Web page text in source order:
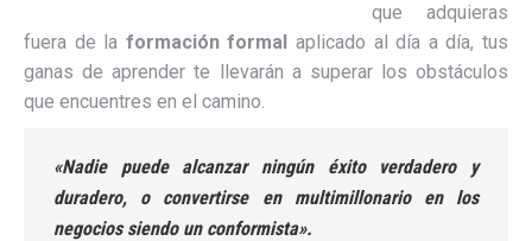
que adquieras
fuera de la formación formal aplicado al día a día, tus
ganas de aprender te llevarán a superar los obstáculos
que encuentres en el camino.
«Nadie puede alcanzar ningún éxito verdadero y
duradero, o convertirse en multimillonario en los
negocios siendo un conformista».